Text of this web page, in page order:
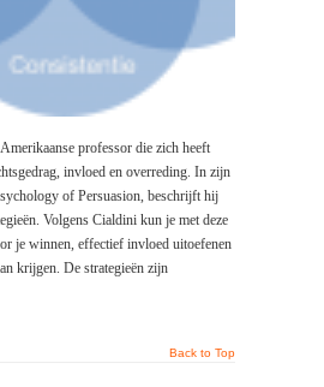
professor die zich heeft
invloed en overreding. In zijn
of Persuasion, beschrijft hij
Volgens Cialdini kun je met deze
je winnen, effectief invloed uitoefenen
krijgen. De strategieën zijn
Back to Top